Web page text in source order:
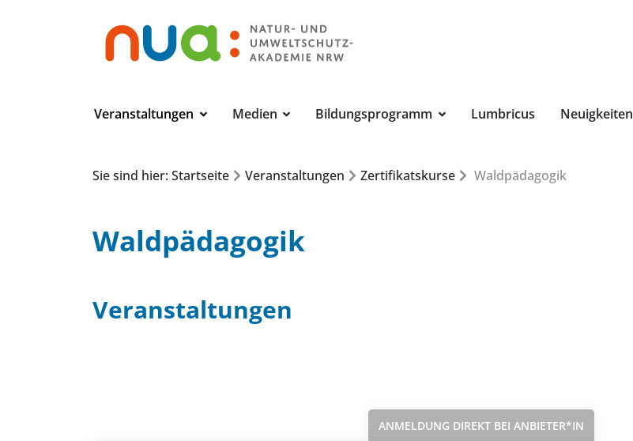
Veranstaltungen Medien Bildungsprogramm Lumbricus Neuigkeiten
Sie sind hier: Startseite Veranstaltungen Zertifikatskurse Waldpädagogik
Waldpädagogik
Veranstaltungen
ANMELDUNG DIREKT BEI ANBIETER*IN